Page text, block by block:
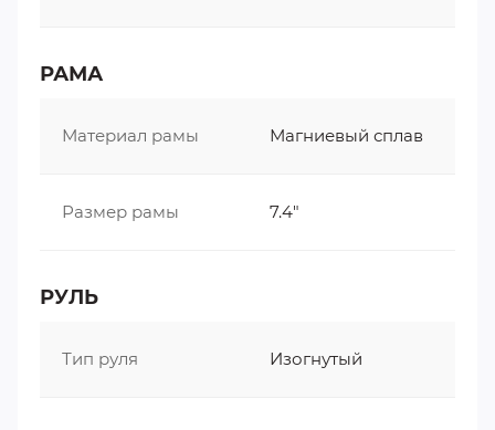
РАМА
Материал рамы Магниевый сплав
Размер рамы 7.4"
РУЛЬ
Тип руля Изогнутый